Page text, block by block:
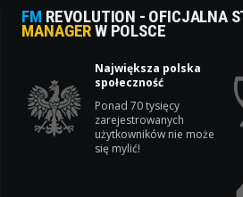
FM REVOLUTION - OFICJALNA
MANAGERW POLSCE
Największa polska
społeczność
Ponad 70 tysięcy
zarejestrowanych
użytkowników nie może
się mylić!